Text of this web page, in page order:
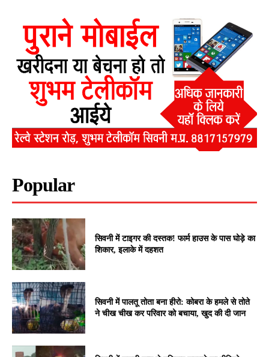
Popular
सिवनी में टाइगर की दस्तक! फार्म हाउस के पास घोड़े का
शिकार, इलाके में दहशत
सिवनी में पालतू तोता बना हीरो: कोबरा के हमले से तोते
ने चीख चीख कर परिवार को बचाया, खुद की दी जान